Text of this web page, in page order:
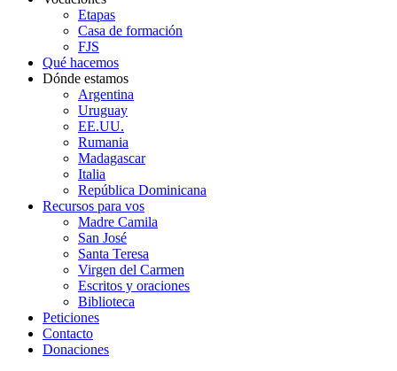
Etapas
Casa de formación
FJS
Qué hacemos
Dónde estamos
Argentina
Uruguay
EE.UU.
Rumania
Madagascar
Italia
República Dominicana
Recursos para vos
Madre Camila
San José
Santa Teresa
Virgen del Carmen
Escritos y oraciones
Biblioteca
Peticiones
Contacto
Donaciones